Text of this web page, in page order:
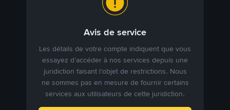
Avis de service
Les détails de votre compte indiquent que vous
essayez d’accéder à nos services depuis une
juridiction faisant l’objet de restrictions. Nous
ne sommes pas en mesure de fournir certains
services aux utilisateurs de cette juridiction.